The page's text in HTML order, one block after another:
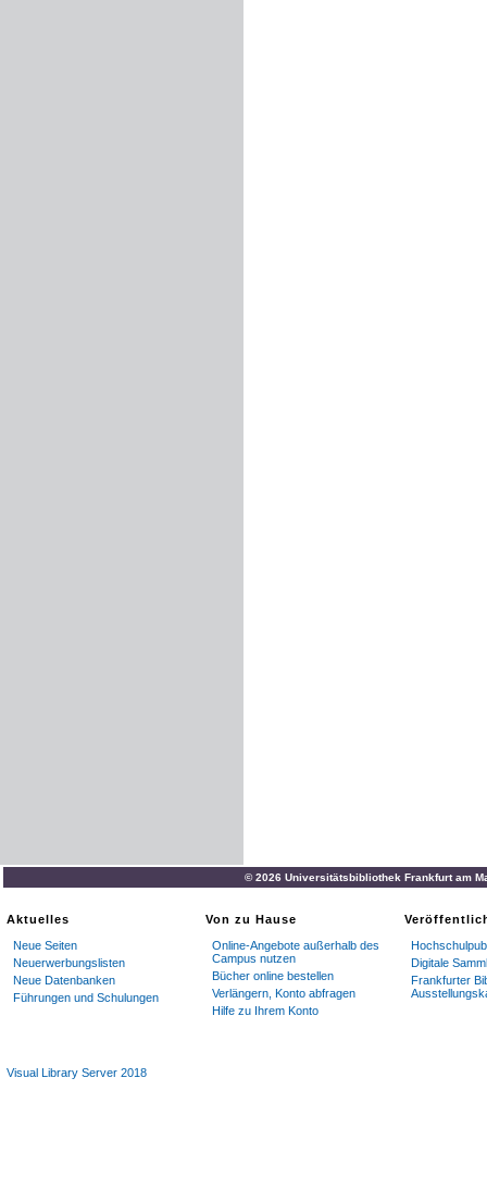
© 2026 Universitätsbibliothek Frankfurt am
Aktuelles
Neue Seiten
Neuerwerbungslisten
Neue Datenbanken
Führungen und Schulungen
Von zu Hause
Online-Angebote außerhalb des
Campus nutzen
Bücher online bestellen
Verlängern, Konto abfragen
Hilfe zu Ihrem Konto
Digitale
Frankfurter
Visual Library Server 2018